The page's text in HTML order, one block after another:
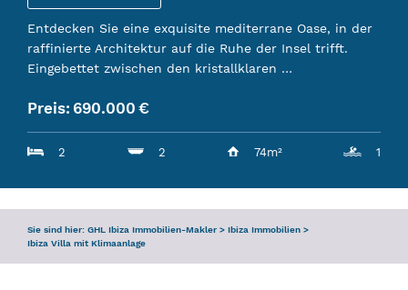
Entdecken Sie eine exquisite mediterrane Oase, in der
raffinierte Architektur auf die Ruhe der Insel trifft.
Eingebettet zwischen den kristallklaren …
Preis: 690.000 €
2 2 74m² 1
Sie sind hier: GHL Ibiza Immobilien-Makler > Ibiza Immobilien >
Ibiza Villa mit Klimaanlage